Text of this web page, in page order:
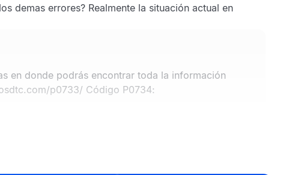
demas errores? Realmente la situación actual en
en donde podrás encontrar toda la información
p0733/ Código P0734: